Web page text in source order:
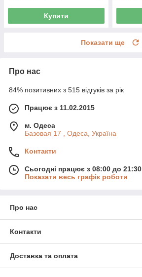
Купити
Показати ще
Про нас
84% позитивних з 515 відгуків за рік
Працює з 11.02.2015
м. Одеса
Базовая 17 , Одеса, Україна
Контакти
Сьогодні працює з 08:00 до 21:30
Показати весь графік роботи
Про нас
Контакти
Доставка та оплата